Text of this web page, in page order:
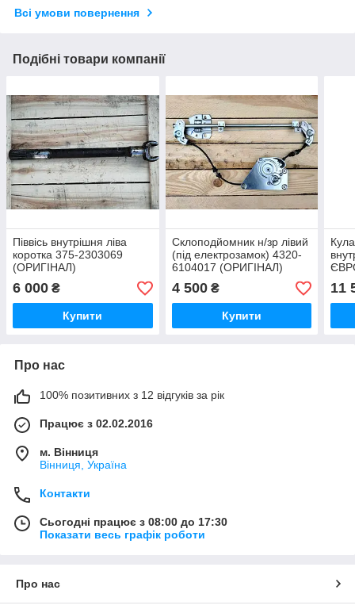
Всі умови повернення
Подібні товари компанії
Піввісь внутрішня ліва
коротка 375-2303069
(ОРИГІНАЛ)
6 000 ₴
Купити
Склоподйомник н/зр лівий
(під електрозамок) 4320-
6104017 (ОРИГІНАЛ)
4 500₴
Купити
11
Про нас
100% позитивних з 12 відгуків за рік
Працює з 02.02.2016
м. Вінниця
Вінниця, Україна
Контакти
Сьогодні працює з 08:00 до 17:30
Показати весь графік роботи
Про нас